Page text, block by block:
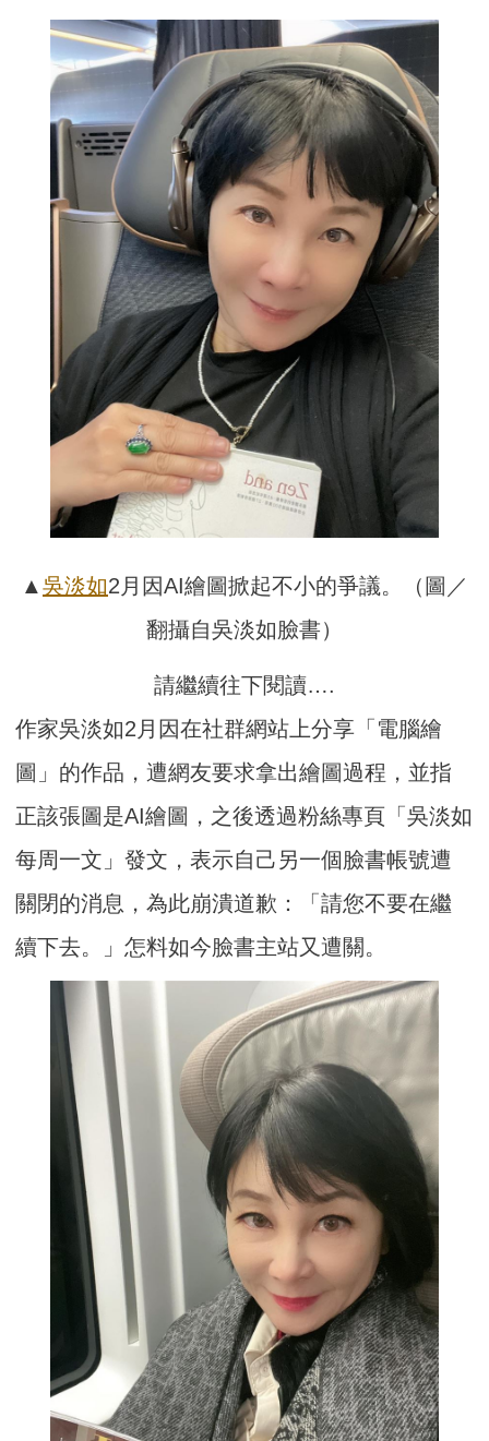
▲ 吳淡如2月因AI繪圖掀起不小的爭議。（圖／
翻攝自吳淡如臉書）
請繼續往下閱讀….
作家吳淡如2月因在社群網站上分享「電腦繪
圖」的作品，遭網友要求拿出繪圖過程，並指
正該張圖是AI繪圖，之後透過粉絲專頁「吳淡如
每周一文」發文，表示自己另一個臉書帳號遭
關閉的消息，為此崩潰道歉：「請您不要在繼
續下去。」怎料如今臉書主站又遭關。